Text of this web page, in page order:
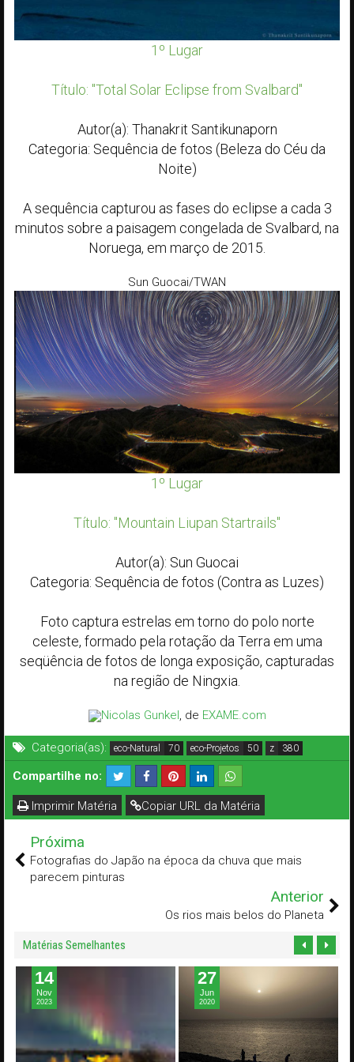
1º Lugar
Título: "Total Solar Eclipse from Svalbard"
Autor(a): Thanakrit Santikunaporn
Categoria: Sequência de fotos (Beleza do Céu da
Noite)
A sequência capturou as fases do eclipse a cada 3
minutos sobre a paisagem congelada de Svalbard, na
Noruega, em março de 2015.
Sun Guocai/TWAN
1º Lugar
Título: "Mountain Liupan Startrails"
Autor(a): Sun Guocai
Categoria: Sequência de fotos (Contra as Luzes)
Foto captura estrelas em torno do polo norte
celeste, formado pela rotação da Terra em uma
seqüência de fotos de longa exposição, capturadas
na região de Ningxia.
Nicolas Gunkel , de EXAME.com
Categoria(as): eco-Natural eco-Projetos z
Compartilhe no:
Copiar URL da Matéria
Imprimir Matéria
Próxima
Fotografias do Japão na época da chuva que mais
parecem pinturas
Anterior
Os rios mais belos do Planeta
Matérias Semelhantes
27
Jun
2020
29
Mai
2020